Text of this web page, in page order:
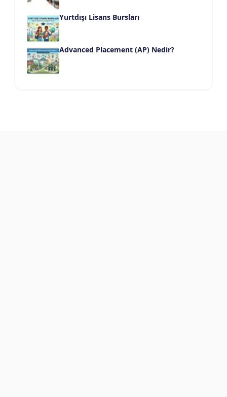
Yurtdışı Lisans Bursları
Advanced Placement (AP) Nedir?